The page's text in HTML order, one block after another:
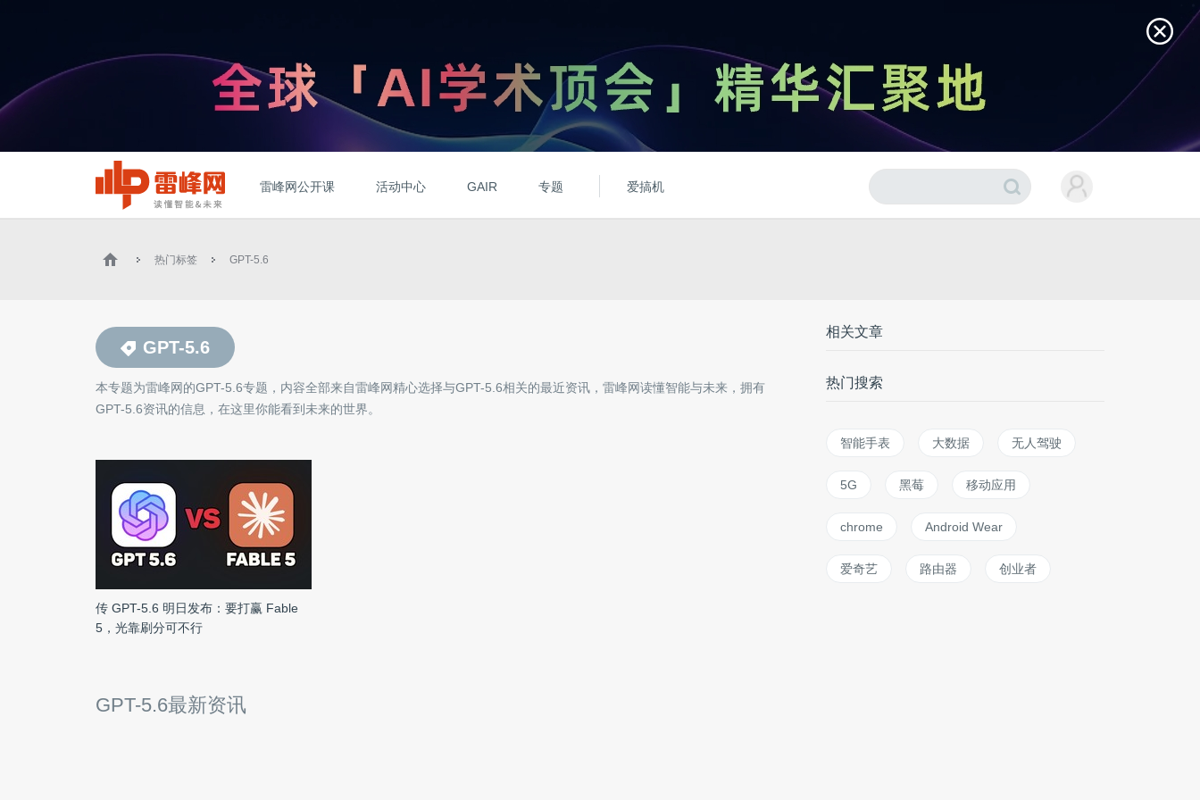
雷峰网公开课 活动中心 GAIR 专题 爱搞机
热门标签 GPT-5.6
GPT-5.6
本专题为雷峰网的GPT-5.6专题，内容全部来自雷峰网精心选择与GPT-5.6相关的最近资讯，雷峰网读懂智能与未来，拥有
GPT-5.6资讯的信息，在这里你能看到未来的世界。
传 GPT-5.6 明日发布：要打赢 Fable
5，光靠刷分可不行
GPT-5.6最新资讯
相关文章
热门搜索
智能手表 大数据 无人驾驶
5G 黑莓 移动应用
chrome Android Wear
爱奇艺 路由器 创业者